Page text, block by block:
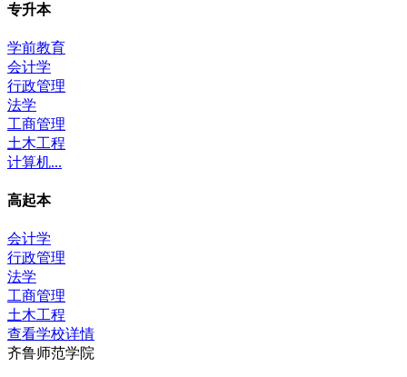
专升本
学前教育
会计学
行政管理
法学
工商管理
土木工程
计算机...
高起本
会计学
行政管理
法学
工商管理
土木工程
查看学校详情
齐鲁师范学院